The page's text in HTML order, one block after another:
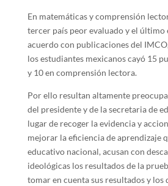
En matemáticas y comprensión
tercer país peor evaluado y el último
acuerdo con publicaciones del
los estudiantes mexicanos cayó 15
y 10 en comprensión lectora.
Por ello resultan altamente
del presidente y de la secretaria de
lugar de recoger la evidencia y
mejorar la eficiencia de aprendizaje
educativo nacional, acusan con
ideológicas los resultados de la
tomar en cuenta sus resultados y los